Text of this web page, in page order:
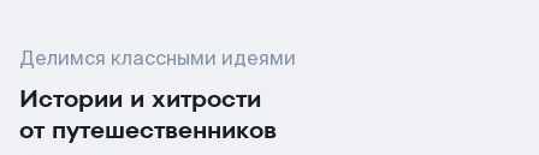
Делимся классными идеями
Истории и хитрости
от путешественников